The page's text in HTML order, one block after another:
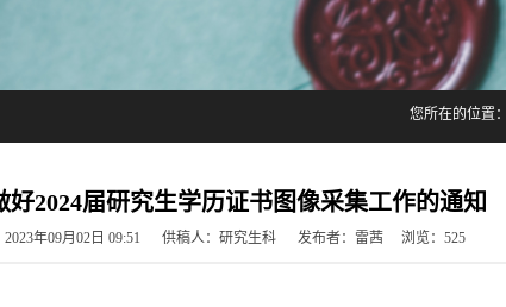
您所在的位置：
好2024届研究生学历证书图像采集工作的通知
2023年09月02日 09:51 供稿人：研究生科 发布者：雷茜 浏览： 525